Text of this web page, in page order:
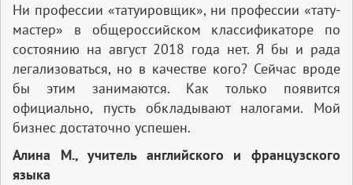
Ни профессии «татуировщик», ни профессии «тату-
мастер» в общероссийском классификаторе по
состоянию на август 2018 года нет. Я бы и рада
легализоваться, но в качестве кого? Сейчас вроде
бы этим занимаются. Как только появится
официально, пусть обкладывают налогами. Мой
бизнес достаточно успешен.
Алина М., учитель английского и французского
языка